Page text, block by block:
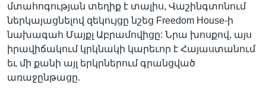
մտահոգության տեղիք է տալիս, Վաշինգտոնում
ներկայացնելով զեկույցը նշեց Freedom House-ի
նախագահ Մայքլ Աբրամովիցը: Նրա խոսքով, այս
իրավիճակում կրկնակի կարեւոր է Հայաստանում
եւ մի քանի այլ երկրներում գրանցված
առաջընթացը.